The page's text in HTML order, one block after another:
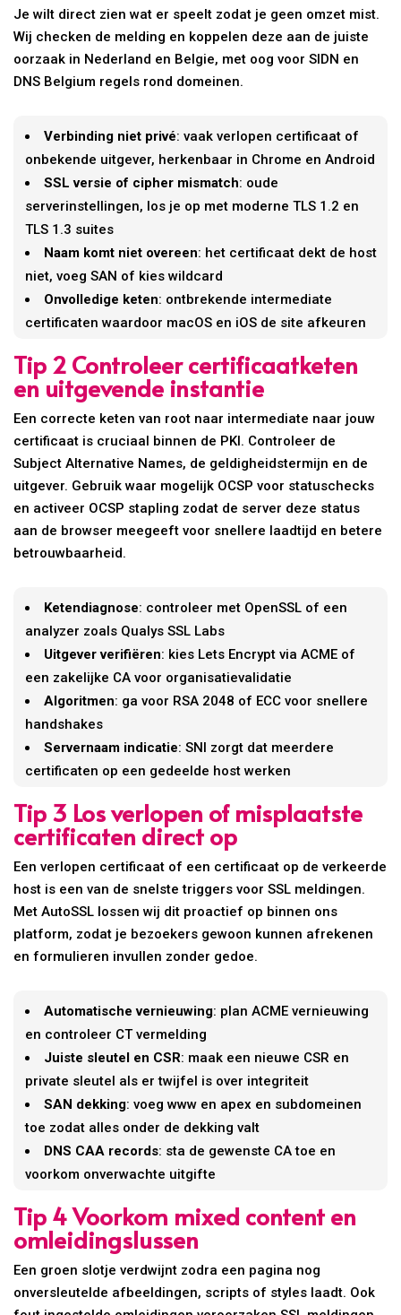
Je wilt direct zien wat er speelt zodat je geen omzet mist.
Wij checken de melding en koppelen deze aan de juiste
oorzaak in Nederland en Belgie, met oog voor SIDN en
DNS Belgium regels rond domeinen.
Verbinding niet privé: vaak verlopen certificaat of
onbekende uitgever, herkenbaar in Chrome en Android
SSL versie of cipher mismatch: oude
serverinstellingen, los je op met moderne TLS 1.2 en
TLS 1.3 suites
Naam komt niet overeen: het certificaat dekt de host
niet, voeg SAN of kies wildcard
Onvolledige keten: ontbrekende intermediate
certificaten waardoor macOS en iOS de site afkeuren
Tip 2 Controleer certificaatketen
en uitgevende instantie
Een correcte keten van root naar intermediate naar jouw
certificaat is cruciaal binnen de PKI. Controleer de
Subject Alternative Names, de geldigheidstermijn en de
uitgever. Gebruik waar mogelijk OCSP voor statuschecks
en activeer OCSP stapling zodat de server deze status
aan de browser meegeeft voor snellere laadtijd en betere
betrouwbaarheid.
Ketendiagnose: controleer met OpenSSL of een
analyzer zoals Qualys SSL Labs
Uitgever verifiëren: kies Lets Encrypt via ACME of
een zakelijke CA voor organisatievalidatie
Algoritmen: ga voor RSA 2048 of ECC voor snellere
handshakes
Servernaam indicatie: SNI zorgt dat meerdere
certificaten op een gedeelde host werken
Tip 3 Los verlopen of misplaatste
certificaten direct op
Een verlopen certificaat of een certificaat op de verkeerde
host is een van de snelste triggers voor SSL meldingen.
Met AutoSSL lossen wij dit proactief op binnen ons
platform, zodat je bezoekers gewoon kunnen afrekenen
en formulieren invullen zonder gedoe.
Automatische vernieuwing: plan ACME vernieuwing
en controleer CT vermelding
Juiste sleutel en CSR: maak een nieuwe CSR en
private sleutel als er twijfel is over integriteit
SAN dekking: voeg www en apex en subdomeinen
toe zodat alles onder de dekking valt
DNS CAA records: sta de gewenste CA toe en
voorkom onverwachte uitgifte
Tip 4 Voorkom mixed content en
omleidingslussen
Een groen slotje verdwijnt zodra een pagina nog
onversleutelde afbeeldingen, scripts of styles laadt. Ook